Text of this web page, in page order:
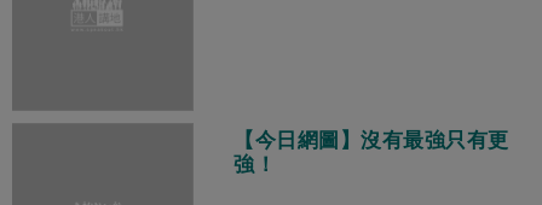
【今日網圖】沒有最強只有更
強！